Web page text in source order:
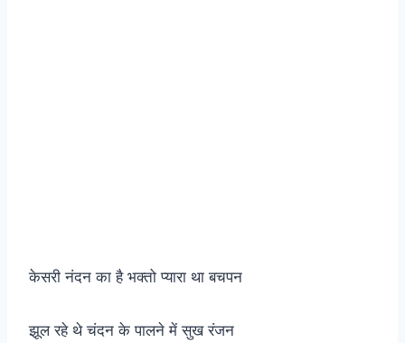
केसरी नंदन का है भक्तो प्यारा था बचपन
झूल रहे थे चंदन के पालने में सुख रंजन